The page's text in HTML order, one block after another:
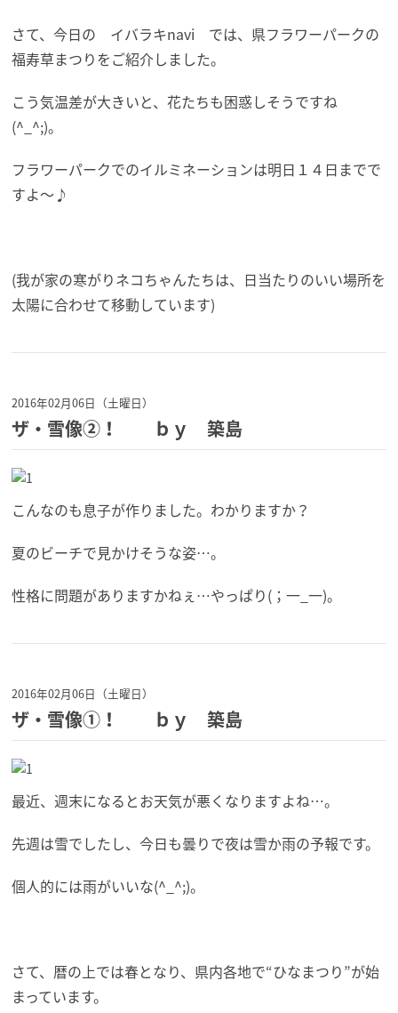
さて、今日の イバラキnavi では、県フラワーパークの
福寿草まつりをご紹介しました。
こう気温差が大きいと、花たちも困惑しそうですね
(^_^;)。
フラワーパークでのイルミネーションは明日１４日までで
すよ～♪
(我が家の寒がりネコちゃんたちは、日当たりのいい場所を
太陽に合わせて移動しています)
2016年02月06日（土曜日）
ザ・雪像②！ ｂｙ 築島
こんなのも息子が作りました。わかりますか？
夏のビーチで見かけそうな姿…。
性格に問題がありますかねぇ…やっぱり(；一_一)。
2016年02月06日（土曜日）
ザ・雪像①！ ｂｙ 築島
最近、週末になるとお天気が悪くなりますよね…。
先週は雪でしたし、今日も曇りで夜は雪か雨の予報です。
個人的には雨がいいな(^_^;)。
さて、暦の上では春となり、県内各地で“ひなまつり”が始
まっています。